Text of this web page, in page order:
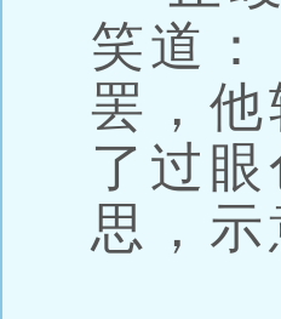
笑道
罢，
了过
思，